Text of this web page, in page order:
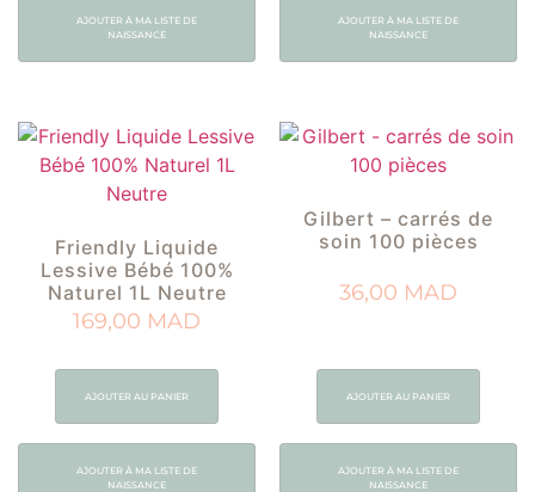
AJOUTER À MA LISTE DE
NAISSANCE
AJOUTER À MA LISTE DE
NAISSANCE
Friendly Liquide
Lessive Bébé 100%
Naturel 1L Neutre
169,00 MAD
AJOUTER AU PANIER
AJOUTER À MA LISTE DE
NAISSANCE
Gilbert – carrés de
soin 100 pièces
36,00 MAD
AJOUTER AU PANIER
AJOUTER À MA LISTE DE
NAISSANCE